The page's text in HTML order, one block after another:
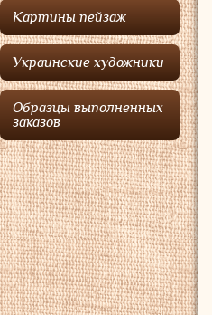
Картины пейзаж
Украинские художники
Образцы выполненных
заказов